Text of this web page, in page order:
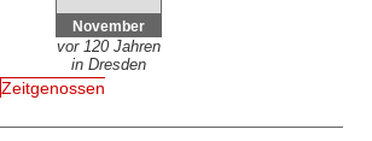
November
vor 120 Jahren
in Dresden
Zeitgenossen